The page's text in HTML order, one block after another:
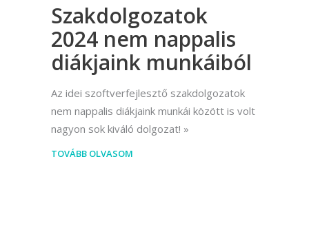
Szakdolgozatok
2024 nem nappalis
diákjaink munkáiból
Az idei szoftverfejlesztő szakdolgozatok
nem nappalis diákjaink munkái között is volt
nagyon sok kiváló dolgozat!
TOVÁBB OLVASOM